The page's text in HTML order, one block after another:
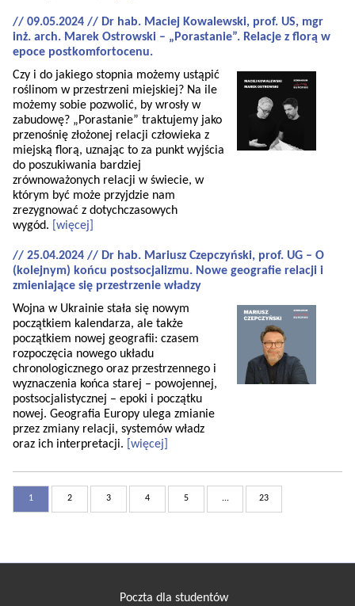
// 09.05.2024 // Dr hab. Maciej Kowalewski, prof. US, mgr
inż. arch. Marek Ostrowski – „Porastanie”. Relacje z florą w
epoce postkomfortocenu.
Czy i do jakiego stopnia możemy ustąpić
roślinom w przestrzeni miejskiej? Na ile
możemy sobie pozwolić, by wrosły w
zabudowę? „Porastanie” traktujemy jako
przenośnię złożonej relacji człowieka z
miejską florą, uznając to za punkt wyjścia
do poszukiwania bardziej
zrównoważonych relacji w świecie, w
którym być może przyjdzie nam
zrezygnować z dotychczasowych
wygód.
[więcej]
// 25.04.2024 // Dr hab. Mariusz Czepczyński, prof. UG – O
(kolejnym) końcu postsocjalizmu. Nowe geografie relacji i
zmieniające się przestrzenie władzy
Wojna w Ukrainie stała się nowym
początkiem kalendarza, ale także
początkiem nowej geografii: czasem
rozpoczęcia nowego układu
chronologicznego oraz przestrzennego i
wyznaczenia końca starej – powojennej,
postsocjalistycznej – epoki i początku
nowej. Geografia Europy ulega zmianie
przez zmiany relacji, systemów władz
oraz ich interpretacji.
[więcej]
1 2 3 4 5 ... 23
Poczta dla studentów